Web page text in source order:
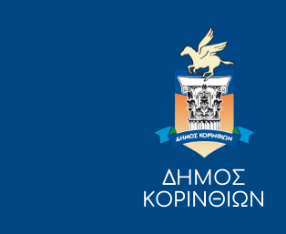
ΔΗΜΟΣ
ΚΟΡΙΝΘΙΩΝ